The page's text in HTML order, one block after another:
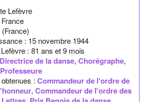
Lefèvre
France
(France)
: 15 novembre 1944
: 81 ans et 9 mois
Directrice de la danse, Chorégraphe,
Professeure
: Commandeur de l'ordre de
, Commandeur de l'ordre des